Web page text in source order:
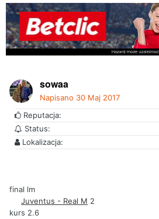
sowaa
Napisano 30 Maj 2017
Reputacja:
Status:
Lokalizacja:
final lm
Juventus - Real M 2
kurs 2.6